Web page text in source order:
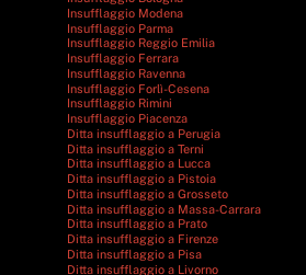
Insufflaggio Modena
Insufflaggio Parma
Insufflaggio Reggio Emilia
Insufflaggio Ferrara
Insufflaggio Ravenna
Insufflaggio Forlì-Cesena
Insufflaggio Rimini
Insufflaggio Piacenza
Ditta insufflaggio a Perugia
Ditta insufflaggio a Terni
Ditta insufflaggio a Lucca
Ditta insufflaggio a Pistoia
Ditta insufflaggio a Grosseto
Ditta insufflaggio a Massa-Carrara
Ditta insufflaggio a Prato
Ditta insufflaggio a Firenze
Ditta insufflaggio a Pisa
Ditta insufflaggio a Livorno